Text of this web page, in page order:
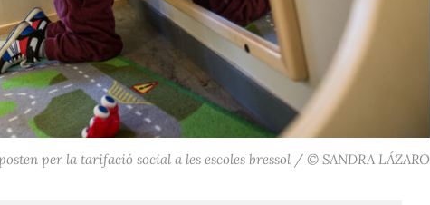
per la tarifació social a les escoles bressol / © SANDRA LÁZARO